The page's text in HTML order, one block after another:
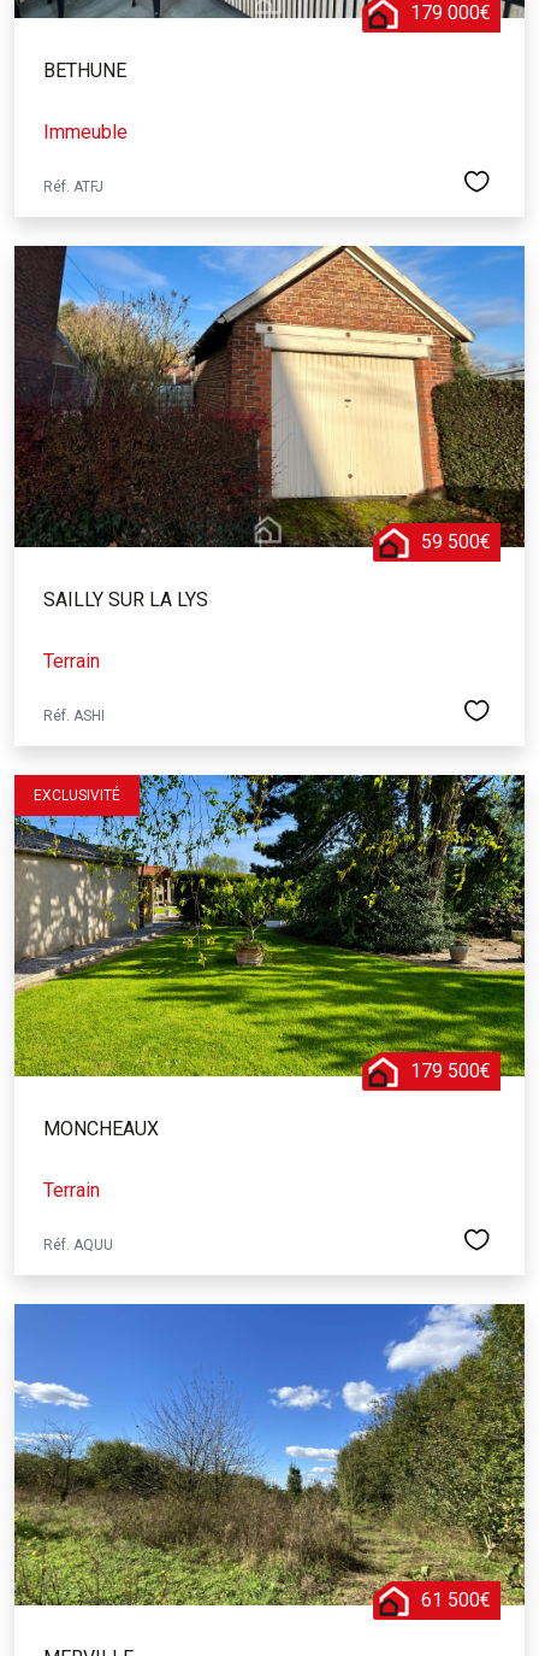
179 000€
BETHUNE
Immeuble
Réf. ATFJ
59 500€
SAILLY SUR LA LYS
Terrain
Réf. ASHI
EXCLUSIVITÉ
179 500€
MONCHEAUX
Terrain
Réf. AQUU
61 500€